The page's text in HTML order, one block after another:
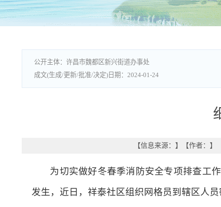
许昌市魏都区新兴街道办事处
2024-01-24
【信息来源： 】 【作者： 】
为切实做好冬春季消防安全专项排查工
发生，近日，祥泰社区组织网格员到辖区人